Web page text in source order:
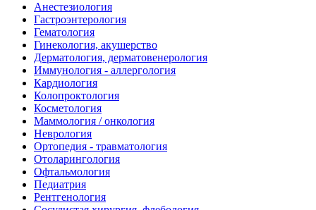
Анестезиология
Гастроэнтерология
Гематология
Гинекология, акушерство
Дерматология, дерматовенерология
Иммунология - аллергология
Кардиология
Колопроктология
Косметология
Маммология / онкология
Неврология
Ортопедия - травматология
Отоларингология
Офтальмология
Педиатрия
Рентгенология